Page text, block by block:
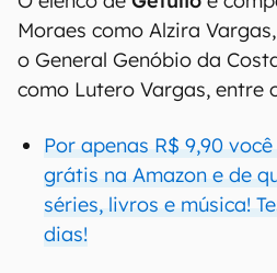
Moraes como Alzira
o General Genóbio da
como Lutero Vargas, entre
Por apenas R$ 9,90
grátis na Amazon e de
séries, livros e música!
dias!